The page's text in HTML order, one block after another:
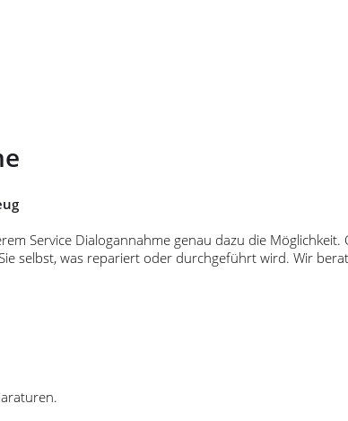
Service Dialogannahme genau dazu die Möglichkeit.
selbst, was repariert oder durchgeführt wird. Wir